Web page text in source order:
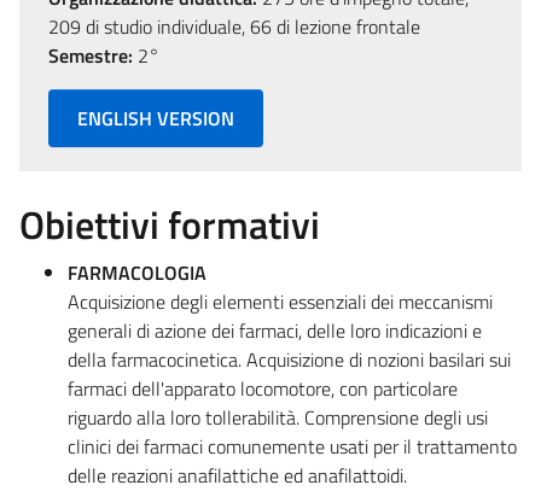
209 di studio individuale, 66 di lezione frontale
Semestre: 2°
ENGLISH VERSION
Obiettivi formativi
FARMACOLOGIA
Acquisizione degli elementi essenziali dei meccanismi
generali di azione dei farmaci, delle loro indicazioni e
della farmacocinetica. Acquisizione di nozioni basilari sui
farmaci dell'apparato locomotore, con particolare
riguardo alla loro tollerabilità. Comprensione degli usi
clinici dei farmaci comunemente usati per il trattamento
delle reazioni anafilattiche ed anafilattoidi.